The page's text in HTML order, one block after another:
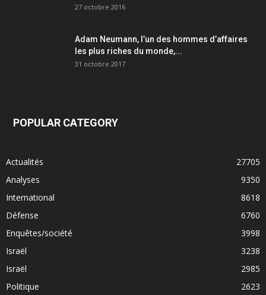
27 octobre 2016
Adam Neumann, l’un des hommes d’affaires
les plus riches du monde,...
31 octobre 2017
POPULAR CATEGORY
Actualités
27705
Analyses
9350
International
8618
Défense
6760
Enquêtes/société
3998
Israël
3238
Israël
2985
Politique
2623